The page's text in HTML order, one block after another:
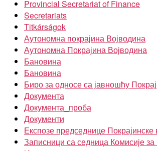
Provincial Secretariat of Finance
Secretariats
Titkárságok
Аутономна покрајина Војводина
Аутономна Покрајина Војводина
Бановина
Бановина
Биро за односе са јавношћу
Документа
Документа_проба
Документи
Експозе председнице Покрајинске
Записници са седница Комисије за